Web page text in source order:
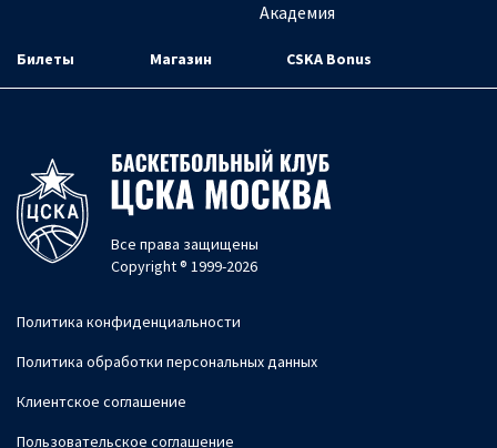
Академия
Билеты Магазин CSKA Bonus
Все права защищены
Copyright ® 1999-2026
Политика конфиденциальности
Политика обработки персональных данных
Клиентское соглашение
Пользовательское соглашение